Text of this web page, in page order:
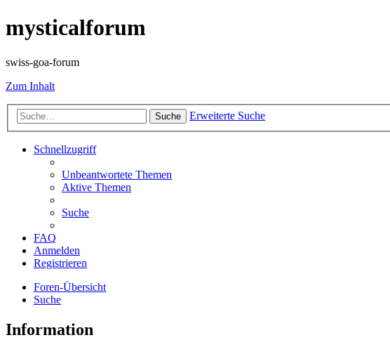
mysticalforum
swiss-goa-forum
Zum Inhalt
Suche Erweiterte Suche
Schnellzugriff
Unbeantwortete Themen
Aktive Themen
Suche
FAQ
Anmelden
Registrieren
Foren-Übersicht
Suche
Information